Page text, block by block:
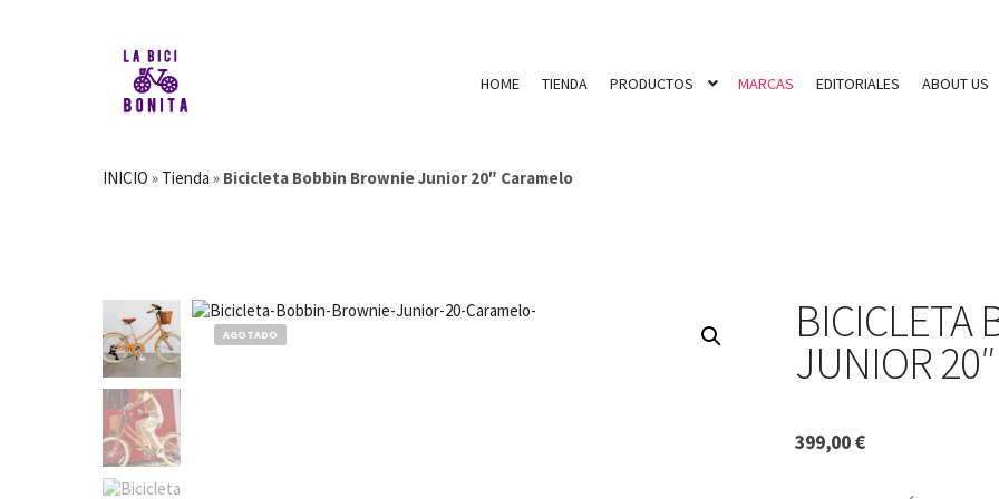
HOME TIENDA PRODUCTOS MARCAS EDITORIALES ABOUT US
INICIO » Tienda » Bicicleta Bobbin Brownie Junior 20″ Caramelo
AGOTADO BICICLETA
JUNIOR
399,00€